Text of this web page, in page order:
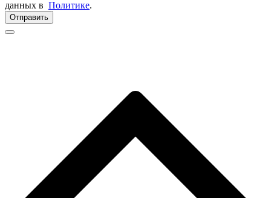
данных в Политике.
Отправить